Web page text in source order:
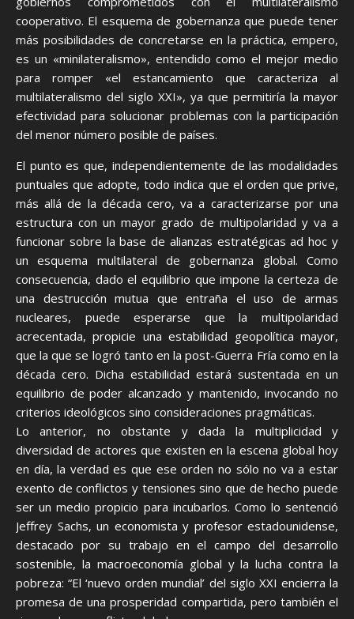
cooperativo. El esquema de gobernanza que puede tener
más posibilidades de concretarse en la práctica, empero,
es un «minilateralismo», entendido como el mejor medio
para romper «el estancamiento que caracteriza al
multilateralismo del siglo XXI», ya que permitiría la mayor
efectividad para solucionar problemas con la participación
del menor número posible de países.
El punto es que, independientemente de las modalidades
puntuales que adopte, todo indica que el orden que prive,
más allá de la década cero, va a caracterizarse por una
estructura con un mayor grado de multipolaridad y va a
funcionar sobre la base de alianzas estratégicas ad hoc y
un esquema multilateral de gobernanza global. Como
consecuencia, dado el equilibrio que impone la certeza de
una destrucción mutua que entraña el uso de armas
nucleares, puede esperarse que la multipolaridad
acrecentada, propicie una estabilidad geopolítica mayor,
que la que se logró tanto en la post-Guerra Fría como en la
década cero. Dicha estabilidad estará sustentada en un
equilibrio de poder alcanzado y mantenido, invocando no
criterios ideológicos sino consideraciones pragmáticas.
Lo anterior, no obstante y dada la multiplicidad y
diversidad de actores que existen en la escena global hoy
en día, la verdad es que ese orden no sólo no va a estar
exento de conflictos y tensiones sino que de hecho puede
ser un medio propicio para incubarlos. Como lo sentenció
Jeffrey Sachs, un economista y profesor estadounidense,
destacado por su trabajo en el campo del desarrollo
sostenible, la macroeconomía global y la lucha contra la
pobreza: “El ‘nuevo orden mundial’ del siglo XXI encierra la
promesa de una prosperidad compartida, pero también el